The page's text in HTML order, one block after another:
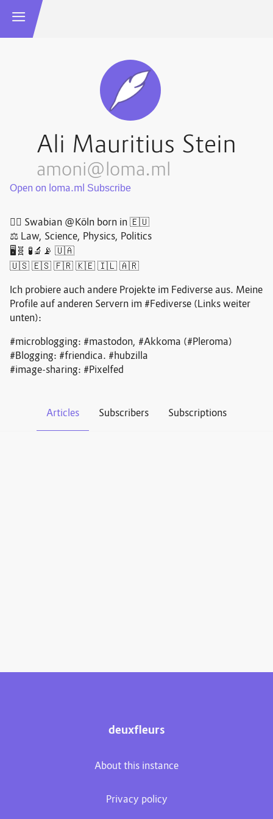
Ali Mauritius Stein
amoni@loma.ml
Open on loma.ml
🏳️‍🌈 Swabian @Köln born in 🇪🇺
⚖️ Law, Science, Physics, Politics
🖥️🧬 🧪🔬📡 🇺🇦
🇺🇸 🇪🇸 🇫🇷 🇰🇪 🇮🇱 🇦🇷
Ich probiere auch andere Projekte im Fediverse aus. Meine
Profile auf anderen Servern im #Fediverse (Links weiter
unten):
#microblogging: #mastodon, #Akkoma (#Pleroma)
#Blogging: #friendica. #hubzilla
#image-sharing: #Pixelfed
Articles Subscribers Subscriptions
deuxfleurs
About this instance
Privacy policy